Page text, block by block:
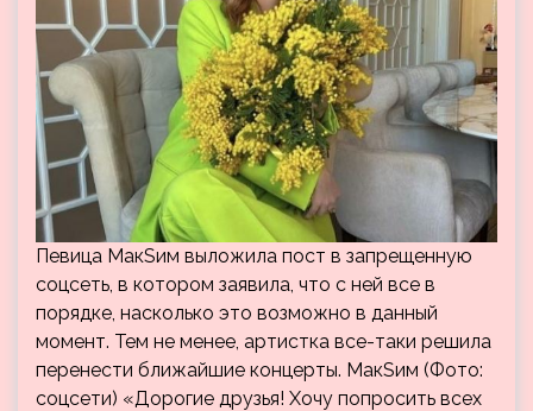
Певица МакSим выложила пост в запрещенную
соцсеть, в котором заявила, что с ней все в
порядке, насколько это возможно в данный
момент. Тем не менее, артистка все-таки решила
перенести ближайшие концерты. МакSим (Фото:
соцсети) «Дорогие друзья! Хочу попросить всех